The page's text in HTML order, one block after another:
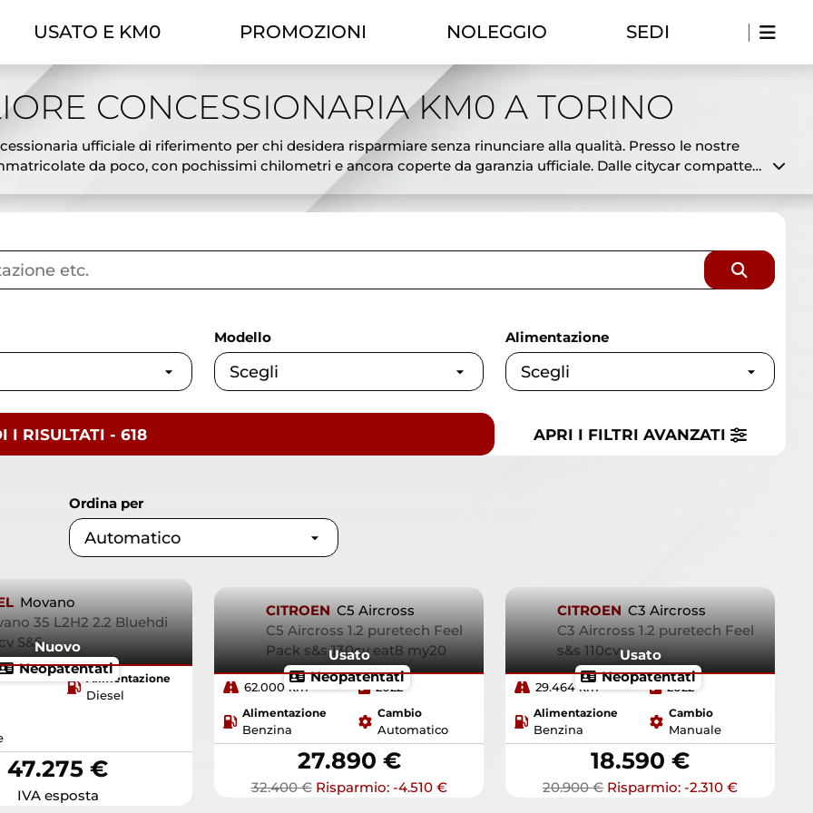
USATO E KM0 PROMOZIONI NOLEGGIO SEDI
CONCESSIONARIA KM0 A TORINO
ufficiale di riferimento per chi desidera risparmiare senza rinunciare alla qualità. Presso le nostre
da poco, con pochissimi chilometri e ancora coperte da garanzia ufficiale. Dalle citycar compatte
l’offerta Theorema ti permette di scegliere tra modelli già disponibili in pronta consegna a prezzi
ideale tra il nuovo e l’usato: veicoli pari al nuovo, subito disponibili e a costi ridotti. Offriamo
offerte auto km0 a Torino e affidati a Theorema, concessionaria ufficiale con esperienza, serietà e
Modello Alimentazione
I RISULTATI - 618 APRI I FILTRI AVANZATI
Ordina per
Movano
35 L2H2 2.2 Bluehdi
S&S
Neopatentati
Nuovo
Alimentazione
Diesel
47.275 €
IVA esposta
CITROEN C5 Aircross
C5 Aircross 1.2 puretech Feel
Pack s&s 130cv eat8 my20
Neopatentati
Usato
62.000 km 2022
Alimentazione
Benzina
Cambio
Automatico
27.890 €
32.400 € Risparmio: -4.510 €
CITROEN C3 Aircross
C3 Aircross 1.2 puretech Feel
s&s 110cv
Neopatentati
Usato
29.464 km 2022
Alimentazione
Benzina
Cambio
Manuale
18.590 €
20.900 € Risparmio: -2.310 €